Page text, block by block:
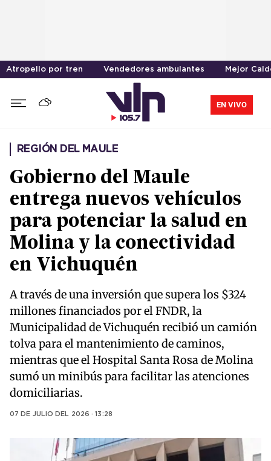
Atropello por tren Vendedores ambulantes Mejor
EN VIVO
REGIÓN DEL MAULE
Gobierno del Maule
entrega nuevos vehículos
para potenciar la salud en
Molina y la conectividad
en Vichuquén
A través de una inversión que supera los $324
millones financiados por el FNDR, la
Municipalidad de Vichuquén recibió un camión
tolva para el mantenimiento de caminos,
mientras que el Hospital Santa Rosa de Molina
sumó un minibús para facilitar las atenciones
domiciliarias.
07 DE JULIO DEL 2026 · 13:28